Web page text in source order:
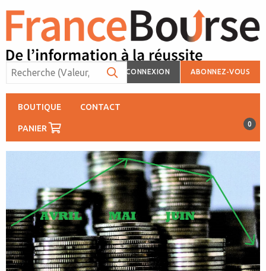
CONNEXION ABONNEZ-VOUS
BOUTIQUE CONTACT
PANIER 0